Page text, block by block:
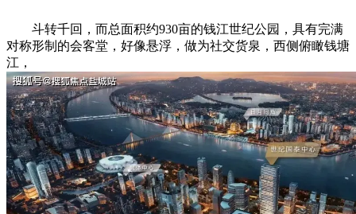
斗转千回，而总面积约930亩的钱江世纪公园，具有完满
对称形制的会客堂，好像悬浮，做为社交货泉，西侧俯瞰钱塘
江，